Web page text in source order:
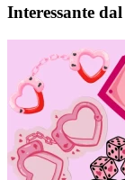
1
1
Interessante